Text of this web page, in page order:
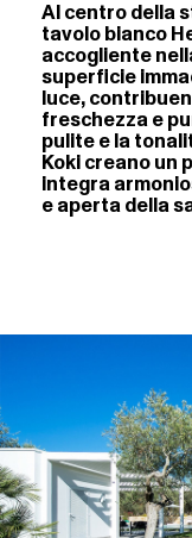
Al centro della
tavolo bianco
accogliente
superficie
luce,
freschezza e
pulite e la
Koki creano un
integra
e aperta della